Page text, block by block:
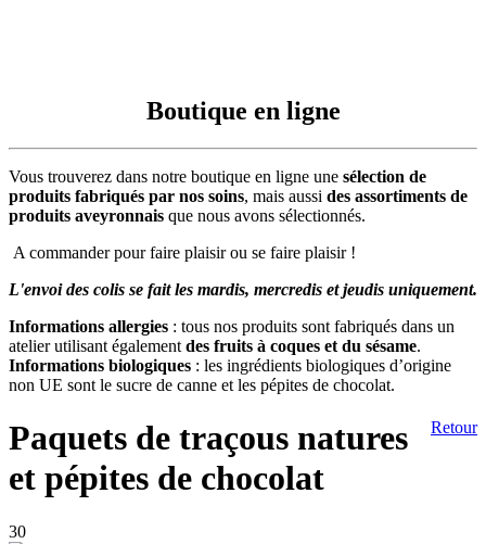
Boutique en ligne
Vous trouverez dans notre boutique en ligne une sélection de
produits fabriqués par nos soins, mais aussi des assortiments de
produits aveyronnais que nous avons sélectionnés.
A commander pour faire plaisir ou se faire plaisir !
L'envoi des colis se fait les mardis, mercredis et jeudis uniquement.
Informations allergies : tous nos produits sont fabriqués dans un
atelier utilisant également des fruits à coques et du sésame.
Informations biologiques : les ingrédients biologiques d’origine
non UE sont le sucre de canne et les pépites de chocolat.
Retour
Paquets de traçous natures
et pépites de chocolat
30